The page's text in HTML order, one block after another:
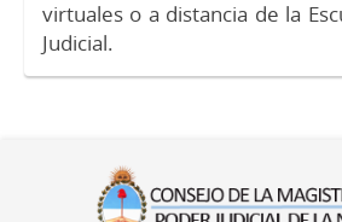
virtuales o a distancia de la
Judicial.